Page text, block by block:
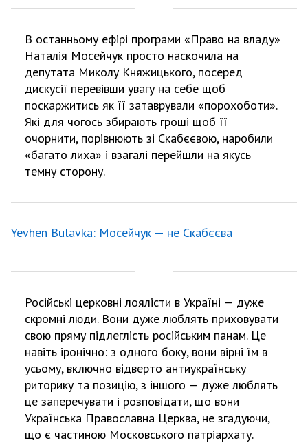
В останньому ефірі програми «Право на владу»
Наталія Мосейчук просто наскочила на
депутата Миколу Княжицького, посеред
дискусії перевівши увагу на себе щоб
поскаржитись як її затаврували «порохоботи».
Які для чогось збирають гроші щоб її
очорнити, порівнюють зі Скабєєвою, наробили
«багато лиха» і взагалі перейшли на якусь
темну сторону.
Yevhen Bulavka: Мосейчук — не Скабєєва
Російські церковні лоялісти в Україні — дуже
скромні люди. Вони дуже люблять приховувати
свою пряму підлеглість російським панам. Це
навіть іронічно: з одного боку, вони вірні їм в
усьому, включно відверто антиукраїнську
риторику та позицію, з іншого — дуже люблять
це заперечувати і розповідати, що вони
Українська Православна Церква, не згадуючи,
що є частиною Московського патріархату.